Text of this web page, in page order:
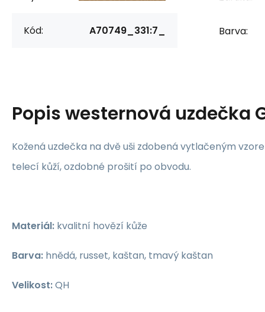
Kód: A70749_331:7_ Barva:
Popiswesternová uzdečka
Kožená uzdečka na dvě uši zdobená vytlačeným
telecí kůží, ozdobné prošití po obvodu.
Materiál: kvalitní hovězí kůže
Barva: hnědá, russet, kaštan, tmavý kaštan
Velikost:QH